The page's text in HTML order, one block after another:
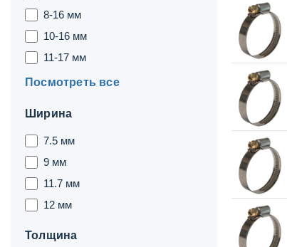
8-16 мм
10-16 мм
11-17 мм
Посмотреть все
Ширина
7.5 мм
9 мм
11.7 мм
12 мм
Толщина